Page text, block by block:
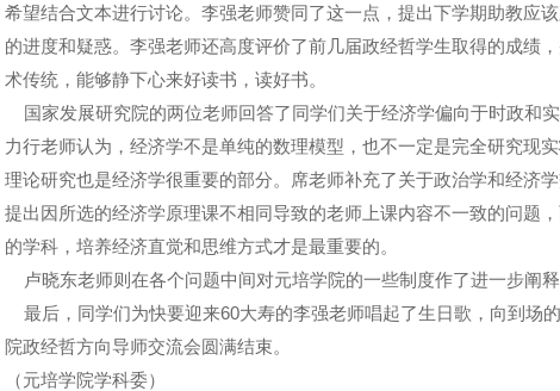
希望结合文本进行讨论。李强老师赞同了这一点，提出下学期助教应
的进度和疑惑。李强老师还高度评价了前几届政经哲学生取得的成绩
术传统，能够静下心来好读书，读好书。
国家发展研究院的两位老师回答了同学们关于经济学偏向于时政和
力行老师认为，经济学不是单纯的数理模型，也不一定是完全研究现
理论研究也是经济学很重要的部分。席老师补充了关于政治学和经济
提出因所选的经济学原理课不相同导致的老师上课内容不一致的问题
的学科，培养经济直觉和思维方式才是最重要的。
卢晓东老师则在各个问题中间对元培学院的一些制度作了进一步阐释
最后，同学们为快要迎来60大寿的李强老师唱起了生日歌，向到场
院政经哲方向导师交流会圆满结束。
（元培学院学科委）